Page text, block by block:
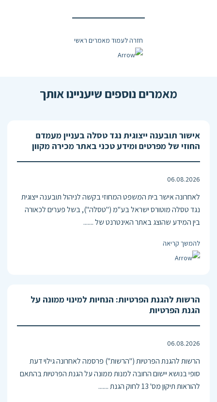
חזרה לעמוד מאמרים ראשי
מאמרים נוספים שיעניינו אותך
אישור תובענה ייצוגית נגד טסלה בעניין מעמדם
החוזי של מפרטים ומידע טכני באתר מכירה מקוון
06.08.2026
לאחרונה אישר בית המשפט המחוזי בקשה לניהול תובענה ייצוגית
נגד טסלה מוטורס ישראל בע"מ ("טסלה"), בשל פערים לכאורה
בין המידע שהוצג באתר האינטרנט של .......
להמשך קריאה
הרשות להגנת הפרטיות: הנחיות למינוי ממונה על
הגנת הפרטיות
06.08.2026
הרשות להגנת הפרטיות ("הרשות") פרסמה לאחרונה גילוי דעת
סופי בנושא יישום החובה למנות ממונה על הגנת הפרטיות בהתאם
להוראות תיקון מס' 13 לחוק הגנת .......